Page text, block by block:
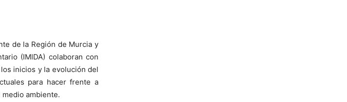
de la Región de Murcia y
(IMIDA) colaboran con
inicios y la evolución del
para hacer frente a
ambiente.